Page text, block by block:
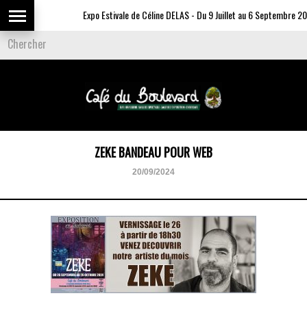
Expo Estivale de Céline DELAS - Du 9 Juillet au 6 Septembre
ZEKE BANDEAU POUR WEB
20/09/2024